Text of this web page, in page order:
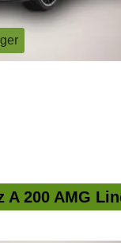
A 200 AMG